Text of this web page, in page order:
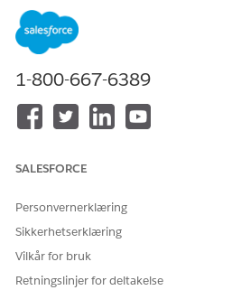
Denne malen oppretter en
fanger opp viktige brukerdetaljer
innfrielse. Se gjennom hva som er
Inntaksattributter
som MacBook eller Windows.
Dato nødvendig: Datoen den
Varighet (dager): Totalt antall
nødvendig.
1-800-667-6389
SALESFORCE
Personvernerklæring
Sikkerhetserklæring
Vilkår for bruk
Retningslinjer for deltakelse